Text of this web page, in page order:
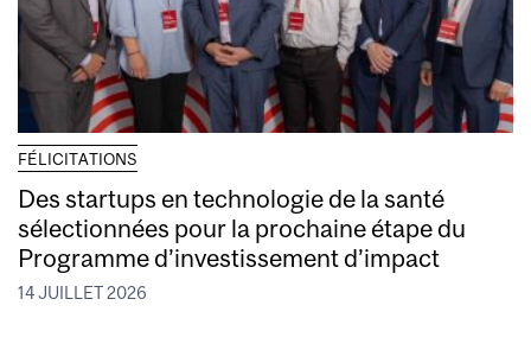
FÉLICITATIONS
Des startups en technologie de la santé
sélectionnées pour la prochaine étape du
Programme d’investissement d’impact
14 JUILLET 2026